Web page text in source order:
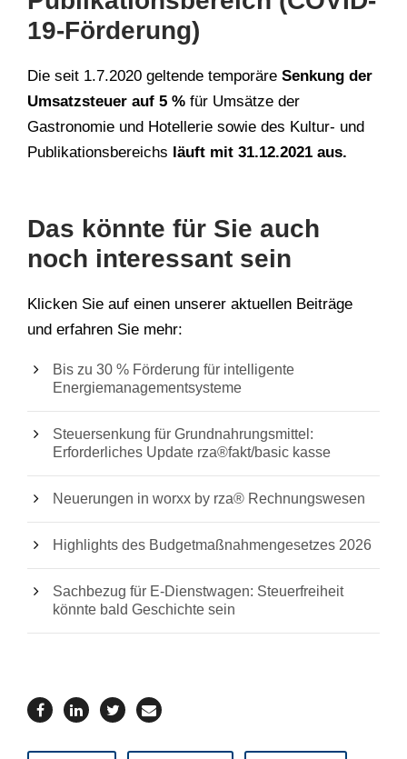
19-Förderung)
Die seit 1.7.2020 geltende temporäre Senkung der
Umsatzsteuer auf 5 % für Umsätze der
Gastronomie und Hotellerie sowie des Kultur- und
Publikationsbereichs läuft mit 31.12.2021 aus.
Das könnte für Sie auch
noch interessant sein
Klicken Sie auf einen unserer aktuellen Beiträge
und erfahren Sie mehr:
Bis zu 30 % Förderung für intelligente
Energiemanagementsysteme
Steuersenkung für Grundnahrungsmittel:
Erforderliches Update rza®fakt/basic kasse
Neuerungen in worxx by rza® Rechnungswesen
Highlights des Budgetmaßnahmengesetzes 2026
Sachbezug für E-Dienstwagen: Steuerfreiheit
könnte bald Geschichte sein